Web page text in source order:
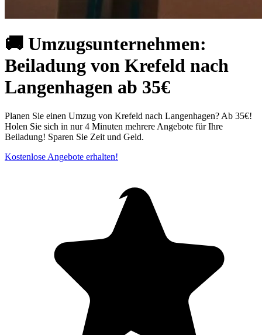
🚚 Umzugsunternehmen:
Beiladung von Krefeld nach
Langenhagen ab 35€
Planen Sie einen Umzug von Krefeld nach Langenhagen? Ab 35€!
Holen Sie sich in nur 4 Minuten mehrere Angebote für Ihre
Beiladung! Sparen Sie Zeit und Geld.
Kostenlose Angebote erhalten!